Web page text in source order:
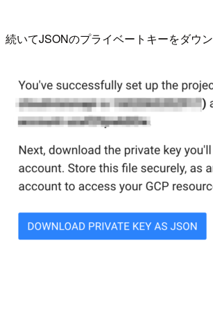
続いてJSONのプライベートキーをダウ